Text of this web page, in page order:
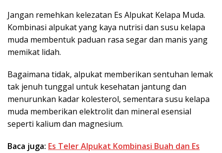
Jangan remehkan kelezatan Es Alpukat Kelapa Muda.
Kombinasi alpukat yang kaya nutrisi dan susu kelapa
muda membentuk paduan rasa segar dan manis yang
memikat lidah.
Bagaimana tidak, alpukat memberikan sentuhan lemak
tak jenuh tunggal untuk kesehatan jantung dan
menurunkan kadar kolesterol, sementara susu kelapa
muda memberikan elektrolit dan mineral esensial
seperti kalium dan magnesium.
Baca juga: Es Teler Alpukat Kombinasi Buah dan Es